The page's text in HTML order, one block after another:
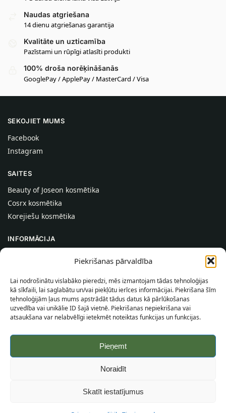
Piekrišanas pārvaldība
Lai nodrošinātu vislabāko pieredzi, mēs izmantojam tādas tehnoloģijas
kā sīkfaili, lai saglabātu un/vai piekļūtu ierīces informācijai. Piekrišana šīm
tehnoloģijām ļaus mums apstrādāt tādus datus kā pārlūkošanas
uzvedība vai unikālie ID šajā vietnē. Piekrišanas nepiekrišana vai
atsaukšana var nelabvēlīgi ietekmēt noteiktas funkcijas un funkcijas.
Pieņemt
Noraidīt
Skatīt iestatījumus
Naudas atgriešana
14 dienu atgriešanas garantija
Kvalitāte un uzticamība
Pazīstami un rūpīgi atlasīti produkti
100% droša norēķināšanās
GooglePay / ApplePay / MasterCard / Visa
SEKOJIET MUMS
Facebook
Instagram
SAITES
Beauty of Joseon kosmētika
Cosrx kosmētika
Korejiešu kosmētika
INFORMĀCIJA
Palīdzība
INFORMĀCIJA PIRCĒJAM
Piegādes nosacījumi
Noteikumi un nosacījumi
Vietnes karte